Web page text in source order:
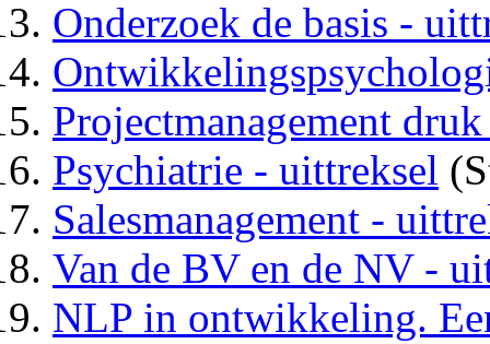
Onderzoek de basis -
Projectmanagement
Psychiatrie - uittreksel
Salesmanagement -
Van de BV en de NV -
NLP in ontwikkeling.